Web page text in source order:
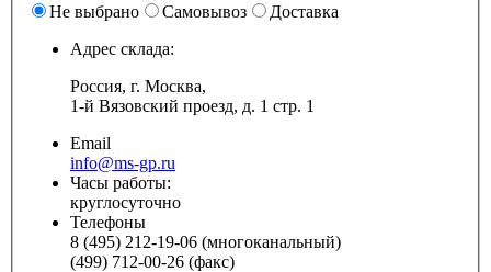
Не выбрано
Самовывоз
Доставка
Адрес склада:
Россия, г. Москва,
1-й Вязовский проезд, д. 1 стр. 1
Email
info@ms-gp.ru
Часы работы:
круглосуточно
Телефоны
8 (495) 212-19-06 (многоканальный)
(499) 712-00-26 (факс)